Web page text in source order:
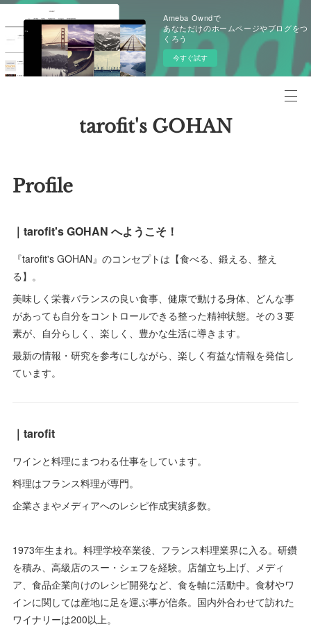
Ameba Owndで
あなただけのホームページやブログをつ
くろう
今すぐ試す
tarofit's GOHAN
Profile
｜tarofit's GOHAN へようこそ！
『tarofit's GOHAN』のコンセプトは【食べる、鍛える、整え
る】。
美味しく栄養バランスの良い食事、健康で動ける身体、どんな事
があっても自分をコントロールできる整った精神状態。その３要
素が、自分らしく、楽しく、豊かな生活に導きます。
最新の情報・研究を参考にしながら、楽しく有益な情報を発信し
ています。
｜tarofit
ワインと料理にまつわる仕事をしています。
料理はフランス料理が専門。
企業さまやメディアへのレシピ作成実績多数。
1973年生まれ。料理学校卒業後、フランス料理業界に入る。研鑽
を積み、高級店のスー・シェフを経験。店舗立ち上げ、メディ
ア、食品企業向けのレシピ開発など、食を軸に活動中。食材やワ
インに関しては産地に足を運ぶ事が信条。国内外合わせて訪れた
ワイナリーは200以上。